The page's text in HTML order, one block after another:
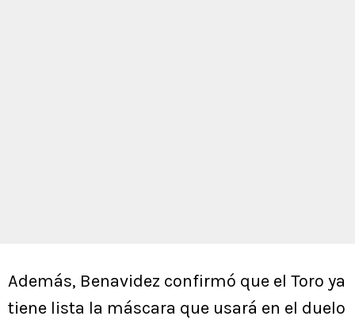
Además, Benavidez confirmó que el Toro ya
tiene lista la máscara que usará en el duelo